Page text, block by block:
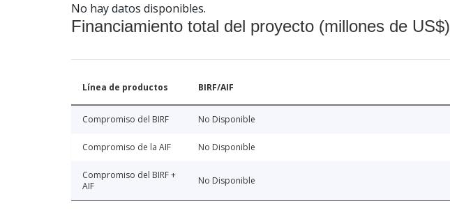
No hay datos disponibles.
Financiamiento total del proyecto (millones de US$)
Línea de productos BIRF/AIF
Compromiso del BIRF No Disponible
Compromiso de la AIF No Disponible
Compromiso del BIRF +
AIF
No Disponible